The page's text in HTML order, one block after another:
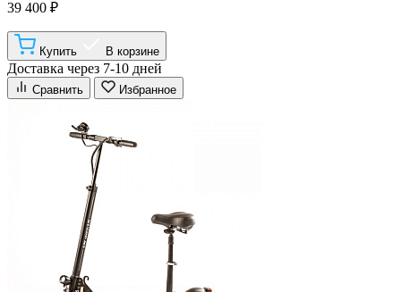
39 400 ₽
Купить В корзине
Доставка через 7-10 дней
Сравнить Избранное